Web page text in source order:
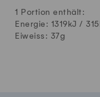
1 Portion enthält:
Energie: 1319kJ / 315
Eiweiss: 37g